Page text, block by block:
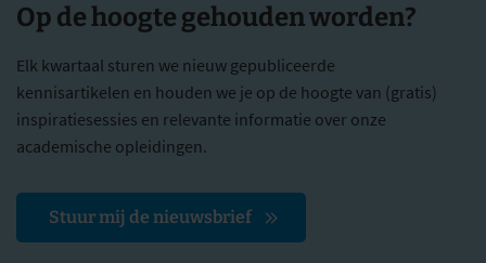
Op de hoogte gehouden worden?
Elk kwartaal sturen we nieuw gepubliceerde
kennisartikelen en houden we je op de hoogte van (gratis)
inspiratiesessies en relevante informatie over onze
academische opleidingen.
Stuur mij de nieuwsbrief